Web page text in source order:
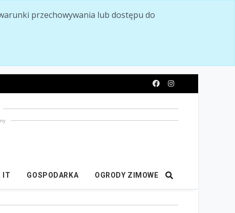
przechowywania lub dostępu do
IT GOSPODARKA OGRODY ZIMOWE